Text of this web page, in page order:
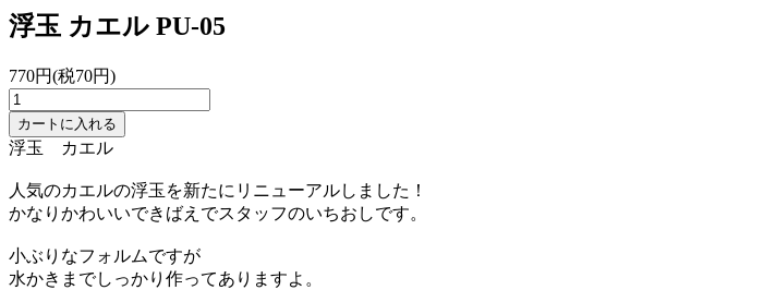
浮玉 カエル PU-05
770円(税70円)
カートに入れる
浮玉 カエル
人気のカエルの浮玉を新たにリニューアルしました！
かなりかわいいできばえでスタッフのいちおしです。
小ぶりなフォルムですが
水かきまでしっかり作ってありますよ。